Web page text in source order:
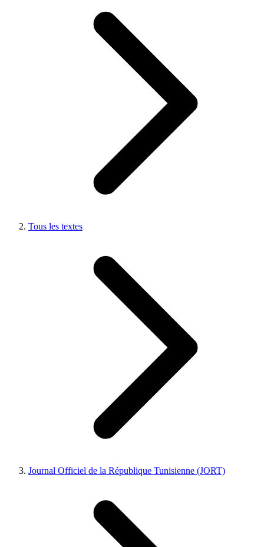
Tous les textes
Journal Officiel de la République Tunisienne (JORT)